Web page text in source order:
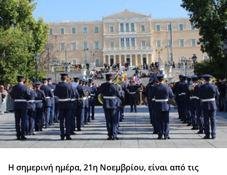
Η σημερινή ημέρα, 21η Νοεμβρίου, είναι από τις